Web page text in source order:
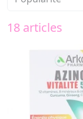
18 articles